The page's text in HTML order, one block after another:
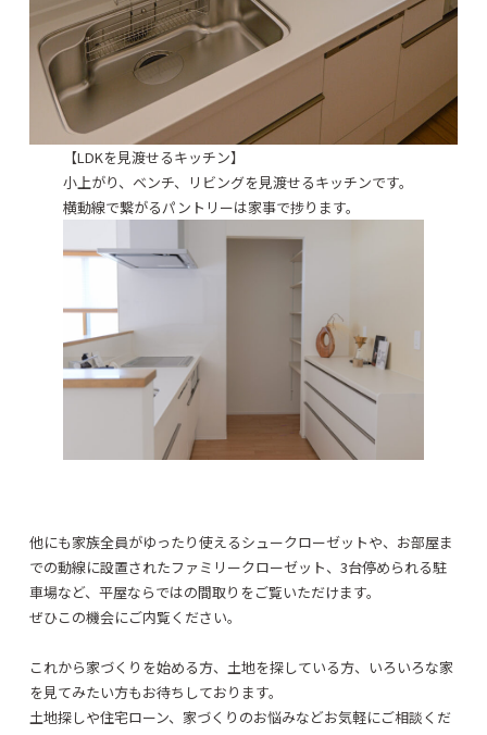
【LDKを見渡せるキッチン】
小上がり、ベンチ、リビングを見渡せるキッチンです。
横動線で繋がるパントリーは家事で捗ります。
他にも家族全員がゆったり使えるシュークローゼットや、お部屋ま
での動線に設置されたファミリークローゼット、3台停められる駐
車場など、平屋ならではの間取りをご覧いただけます。
ぜひこの機会にご内覧ください。
これから家づくりを始める方、土地を探している方、いろいろな家
を見てみたい方もお待ちしております。
土地探しや住宅ローン、家づくりのお悩みなどお気軽にご相談くだ